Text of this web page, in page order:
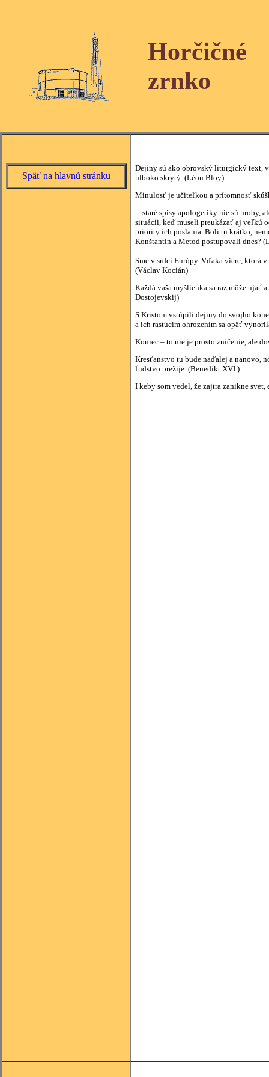
Horčičné
zrnko
Späť na hlavnú stránku
Dejiny sú ako obrovský liturgický text,
hlboko skrytý. (Léon Bloy)
Minulosť je učiteľkou a prítomnosť
... staré spisy apologetiky nie sú hroby,
situácii, keď museli preukázať aj veľkú
priority ich poslania. Boli tu krátko,
Konštantín a Metod postupovali dnes?
Sme v srdci Európy. Vďaka viere, ktorá
(Václav Kocián)
Každá vaša myšlienka sa raz môže ujať
Dostojevskij)
S Kristom vstúpili dejiny do svojho
a ich rastúcim ohrozením sa opäť
Koniec – to nie je prosto zničenie, ale
Kresťanstvo tu bude naďalej a nanovo,
ľudstvo prežije. (Benedikt XVI.)
I keby som vedel, že zajtra zanikne